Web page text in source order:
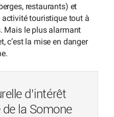
restaurants) et
touristique tout à
Mais le plus alarmant
c’est la mise en danger
d’intérêt
la Somone